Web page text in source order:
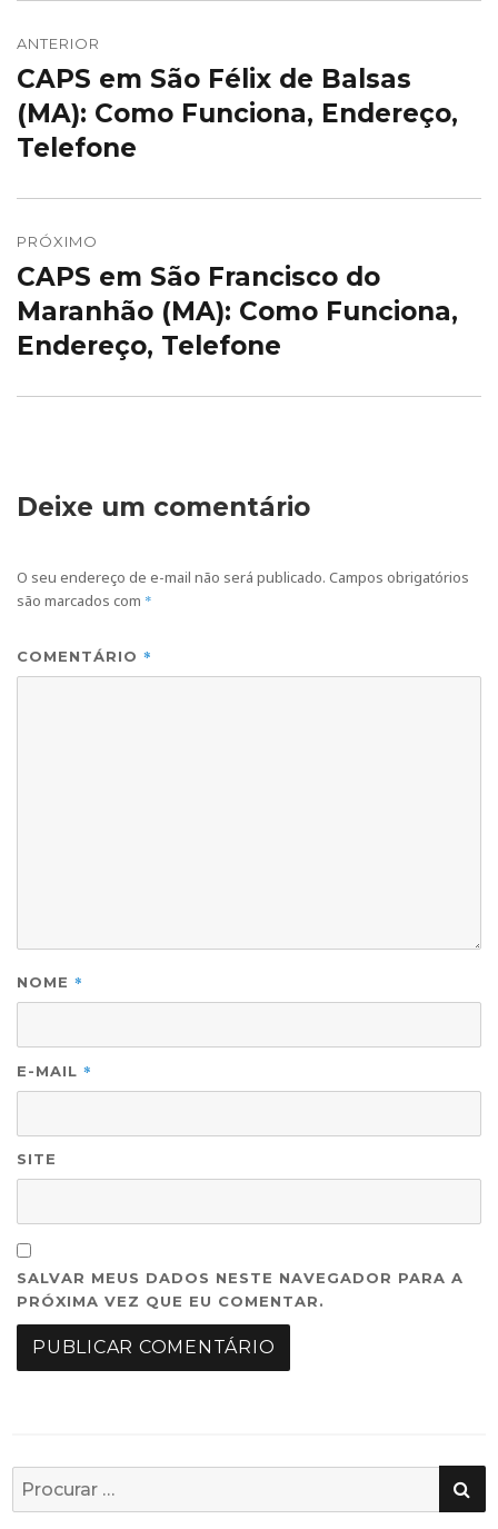
de
Post
ANTERIOR
Post
anterior:
CAPS em São Félix de Balsas
(MA): Como Funciona, Endereço,
Telefone
PRÓXIMO
Próximo
post:
CAPS em São Francisco do
Maranhão (MA): Como Funciona,
Endereço, Telefone
Deixe um comentário
O seu endereço de e-mail não será publicado. Campos obrigatórios
são marcados com *
COMENTÁRIO *
NOME *
E-MAIL *
SITE
SALVAR MEUS DADOS NESTE NAVEGADOR PARA A
PRÓXIMA VEZ QUE EU COMENTAR.
Busca
por: